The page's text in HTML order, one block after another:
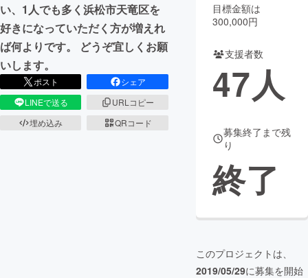
CAMPFIRE for Social Good
CAMPFIRE Creation
CAMPFIREふるさと納税machi-ya コミュニティ
い、1人でも多く浜松市天竜区を
好きになっていただく方が増えれ
ば何よりです。 どうぞ宜しくお願
いします。
ポスト
シェア
LINEで送る
URLコピー
埋め込み
QRコード
目標金額は
300,000円
支援者数
47人
募集終了まで残
り
終了
このプロジェクトは、
2019/05/29に募集を開始